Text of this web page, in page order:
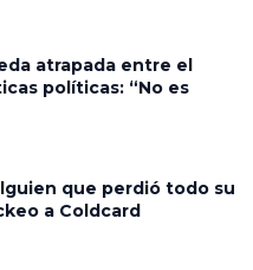
atrapada entre el
políticas: “No es
que perdió todo su
a Coldcard